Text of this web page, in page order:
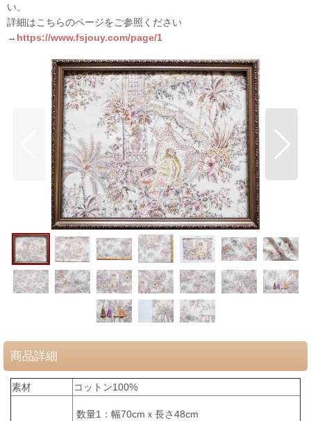
い。
詳細はこちらのページをご参照ください
→ https://www.fsjouy.com/page/1
商品詳細
素材 コットン100%
数量1：幅70cmｘ長さ48cm